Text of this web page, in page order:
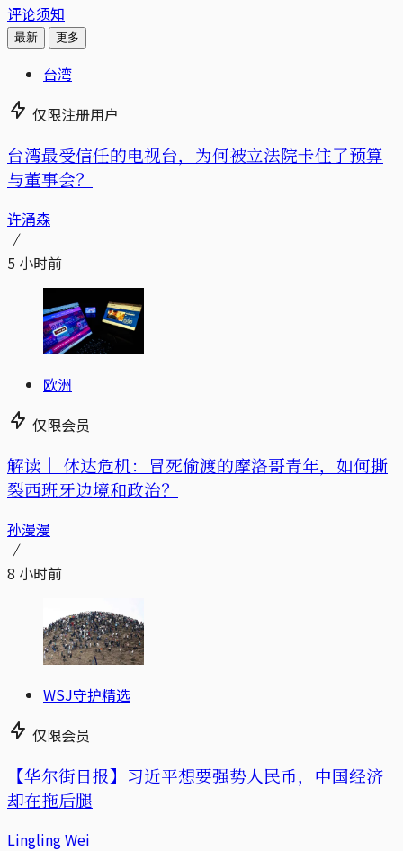
评论须知
最新 更多
台湾
仅限注册用户
台湾最受信任的电视台，为何被立法院卡住了预算
与董事会？
许涌森
5 小时前
欧洲
仅限会员
解读｜ 休达危机：冒死偷渡的摩洛哥青年，如何撕
裂西班牙边境和政治？
孙漫漫
8 小时前
WSJ守护精选
仅限会员
【华尔街日报】习近平想要强势人民币，中国经济
却在拖后腿
Lingling Wei